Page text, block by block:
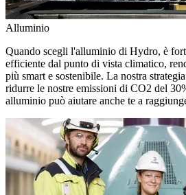
Alluminio
Quando scegli l'alluminio di Hydro, è
efficiente dal punto di vista climatico,
più smart e sostenibile. La nostra
ridurre le nostre emissioni di CO2 del
alluminio può aiutare anche te a